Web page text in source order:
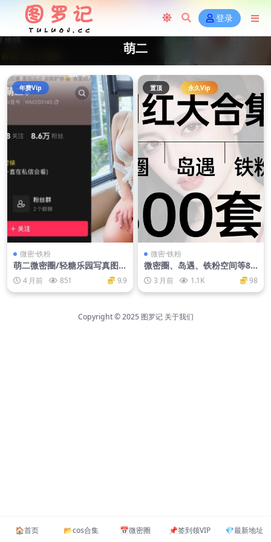
登录
萌二
年费Vip
微密·铁粉
萌二微密圈/轻糖乐园写真图集
合集4 月前 851 9.9
置顶 永久Vip
微密·铁粉
微密圈、岛遇、铁粉空间等80
0套+网红大合集
3 月前 1.1K 98
Copyright © 2025 图罗记 关于我们
🏠️首页 📂cos合集 📅微密圈 📌签到领VIP 💎最新地址